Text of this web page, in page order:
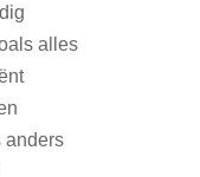
alles
anders